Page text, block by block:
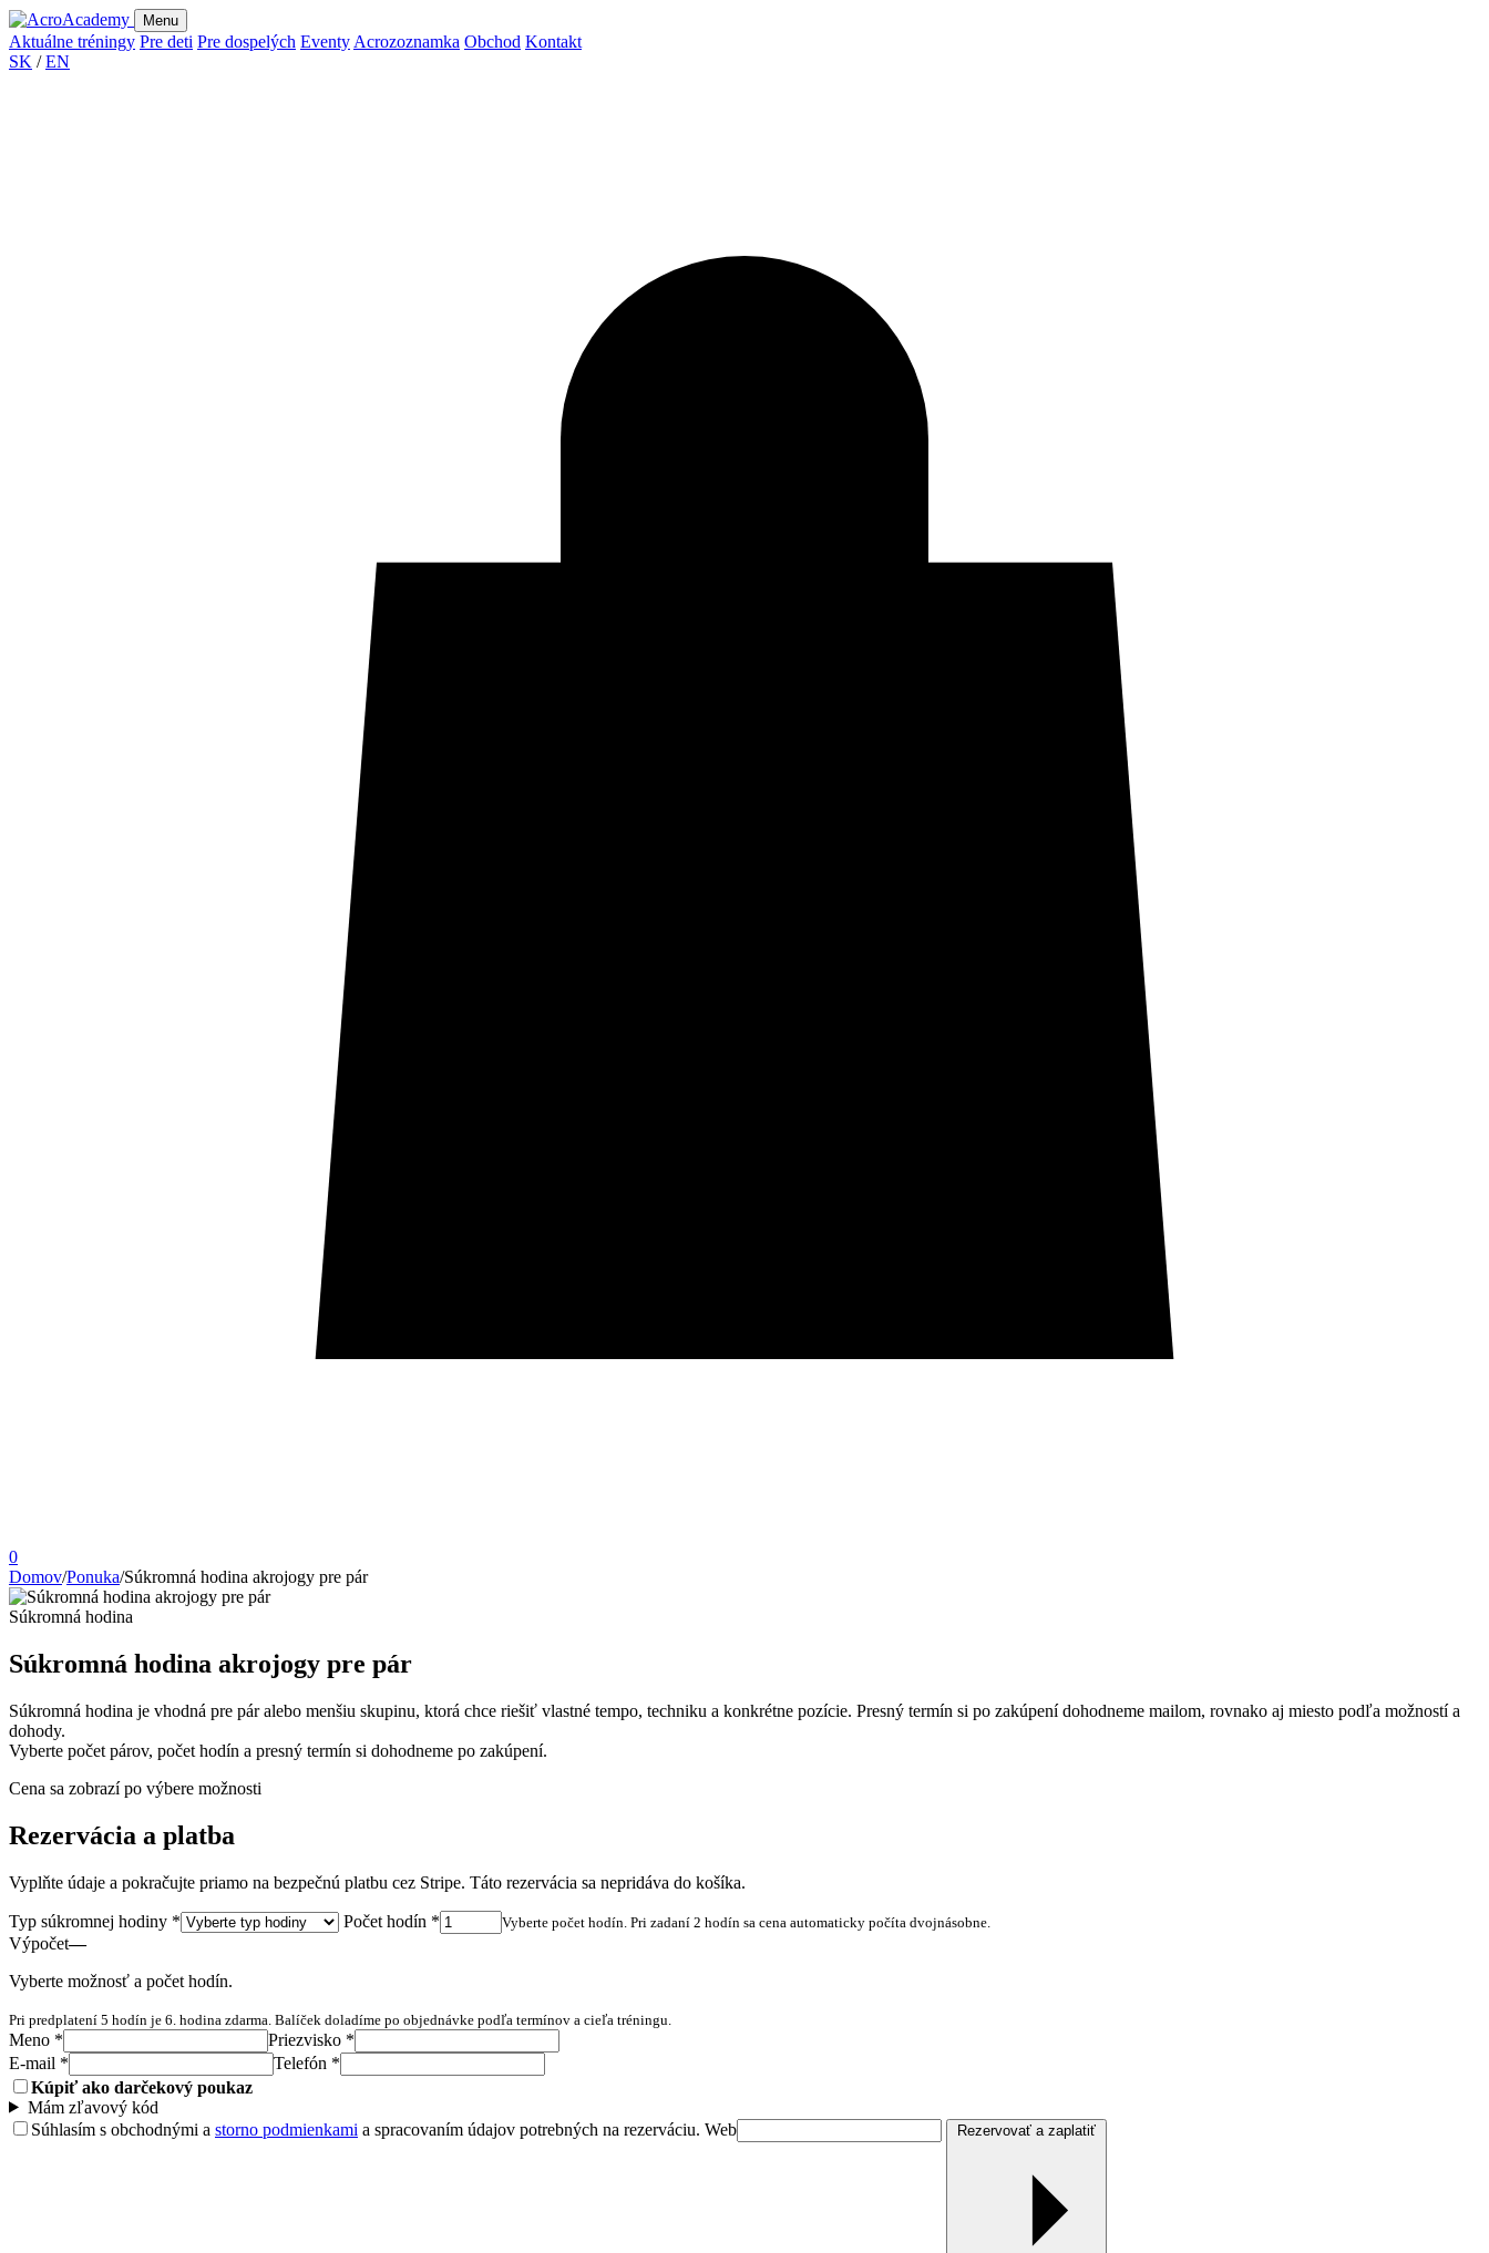
Menu
Aktuálne tréningy Pre deti Pre dospelých Eventy Acrozoznamka Obchod Kontakt
SK / EN
0
Domov/Ponuka/Súkromná hodina akrojogy pre pár
Súkromná hodina
Súkromná hodina akrojogy pre pár
Súkromná hodina je vhodná pre pár alebo menšiu skupinu, ktorá chce riešiť vlastné tempo, techniku a konkrétne pozície. Presný termín si po zakúpení dohodneme mailom, rovnako aj miesto podľa možností a
dohody.
Vyberte počet párov, počet hodín a presný termín si dohodneme po zakúpení.
Cena sa zobrazí po výbere možnosti
Rezervácia a platba
Vyplňte údaje a pokračujte priamo na bezpečnú platbu cez Stripe. Táto rezervácia sa nepridáva do košíka.
Typ súkromnej hodiny * Počet hodín * Vyberte počet hodín. Pri zadaní 2 hodín sa cena automaticky počíta dvojnásobne.
Výpočet—
Vyberte možnosť a počet hodín.
Pri predplatení 5 hodín je 6. hodina zdarma. Balíček doladíme po objednávke podľa termínov a cieľa tréningu.
Meno *
Priezvisko *
E-mail *
Telefón *
Kúpiť ako darčekový poukaz
Mám zľavový kód
Súhlasím s obchodnými a storno podmienkami a spracovaním údajov potrebných na rezerváciu. Web